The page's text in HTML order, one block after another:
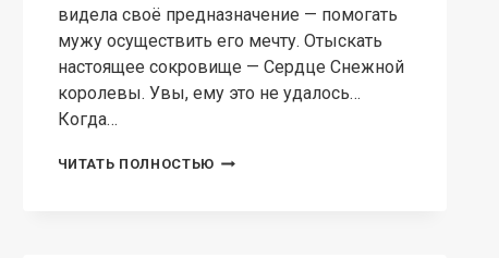
видела своё предназначение — помогать
мужу осуществить его мечту. Отыскать
настоящее сокровище — Сердце Снежной
королевы. Увы, ему это не удалось…
Когда…
ЧИТАТЬ ПОЛНОСТЬЮ СЕРДЦЕ